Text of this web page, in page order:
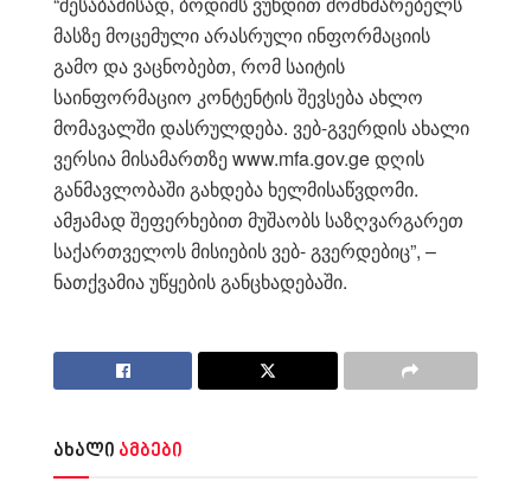
მასზე მოცემული არასრული ინფორმაციის
გამო და ვაცნობებთ, რომ საიტის
საინფორმაციო კონტენტის შევსება ახლო
მომავალში დასრულდება. ვებ-გვერდის ახალი
ვერსია მისამართზე www.mfa.gov.ge დღის
განმავლობაში გახდება ხელმისაწვდომი.
ამჟამად შეფერხებით მუშაობს საზღვარგარეთ
საქართველოს მისიების ვებ- გვერდებიც”, –
ნათქვამია უწყების განცხადებაში.
ახალი ამბები